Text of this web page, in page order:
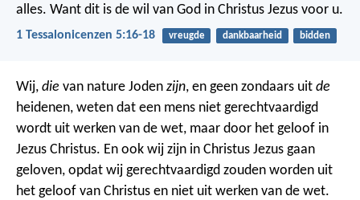
alles. Want dit is de wil van God in Christus Jezus voor u.
1 Tessalonicenzen 5:16-18 vreugde dankbaarheid bidden
Wij, die van nature Joden zijn, en geen zondaars uit de
heidenen, weten dat een mens niet gerechtvaardigd
wordt uit werken van de wet, maar door het geloof in
Jezus Christus. En ook wij zijn in Christus Jezus gaan
geloven, opdat wij gerechtvaardigd zouden worden uit
het geloof van Christus en niet uit werken van de wet.